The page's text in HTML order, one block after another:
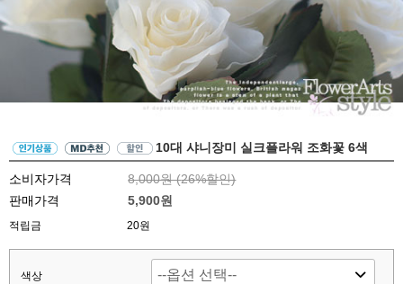
10대 샤니장미 실크플라워 조화꽃 6색
소비자가격 8,000원 (26%할인)
판매가격
5,900원
적립금 20원
색상